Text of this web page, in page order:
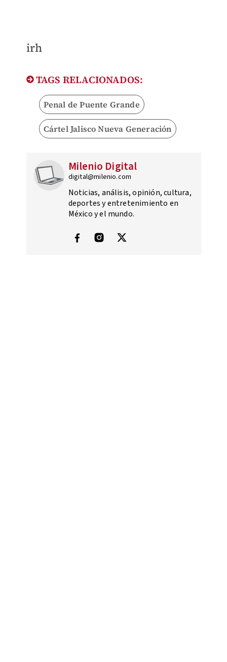
​irh
TAGS RELACIONADOS:
Penal de Puente Grande
Cártel Jalisco Nueva Generación
Milenio Digital
digital@milenio.com
Noticias, análisis, opinión, cultura,
deportes y entretenimiento en
México y el mundo.